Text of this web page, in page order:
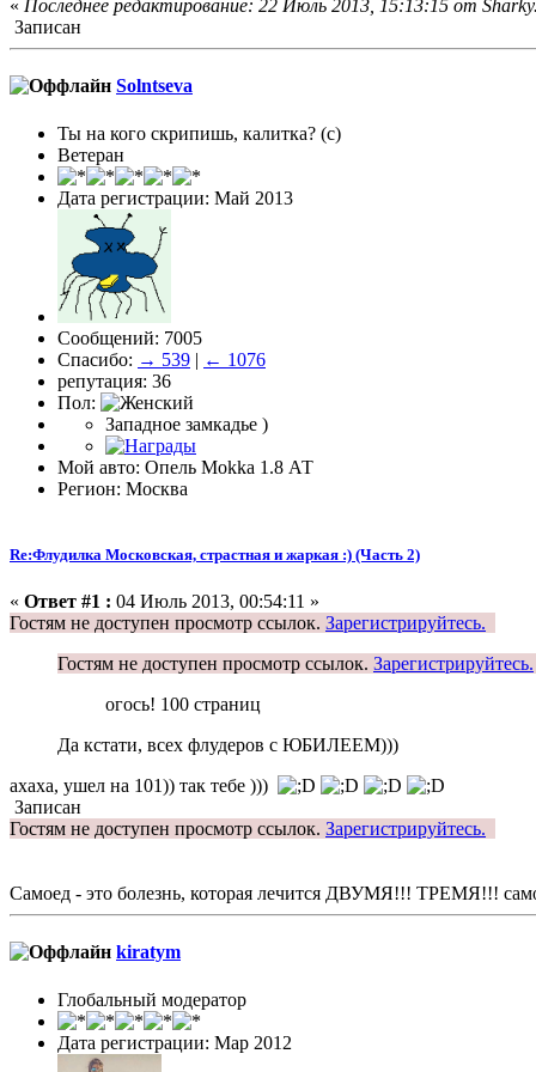
« Последнее редактирование: 22 Июль 2013, 15:13:15 от
Записан
Solntseva
Ты на кого скрипишь, калитка? (с)
Ветеран
Дата регистрации: Май 2013
Сообщений: 7005
Спасибо: → 539 | ← 1076
репутация: 36
Пол:
Западное замкадье )
Мой авто: Опель Моkkа 1.8 АТ
Регион: Москва
Re:Флудилка Московская, страстная и жаркая :) (Часть 2)
« Ответ #1 : 04 Июль 2013, 00:54:11 »
Гостям не доступен просмотр ссылок. Зарегистрируйтесь.
Гостям не доступен просмотр ссылок. Зарегистрируйтесь.
огось! 100 страниц
Да кстати, всех флудеров с ЮБИЛЕЕМ)))
ахаха, ушел на 101)) так тебе )))
Записан
Гостям не доступен просмотр ссылок. Зарегистрируйтесь.
Самоед - это болезнь, которая лечится ДВУМЯ!!! ТРЕМЯ!!!
kiratym
Глобальный модератор
Дата регистрации: Мар 2012